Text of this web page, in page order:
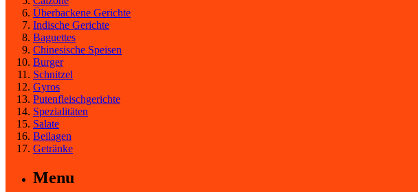
Überbackene Gerichte
Indische Gerichte
Baguettes
Chinesische Speisen
Burger
Schnitzel
Gyros
Putenfleischgerichte
Spezialitäten
Salate
Beilagen
Getränke
Menu